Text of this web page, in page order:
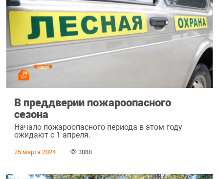
В преддверии пожароопасного
сезона
Начало пожароопасного периода в этом году
ожидают с 1 апреля.
25 марта 2024 3088